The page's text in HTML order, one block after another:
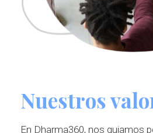
Nuestros
En Dharma360, nos guiamos